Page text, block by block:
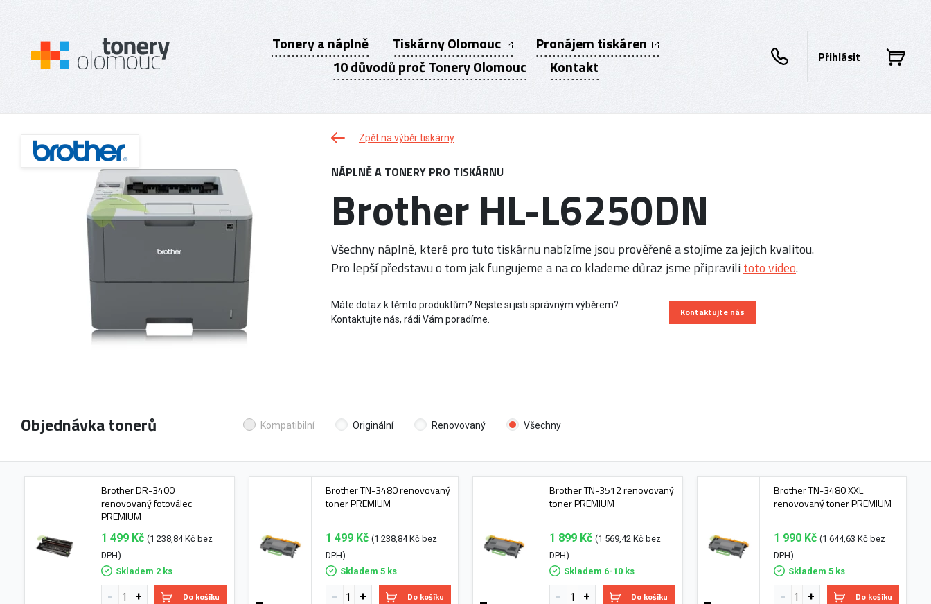
Tonery a náplně Tiskárny Olomouc
Pronájem tiskáren
10 důvodů proč Tonery Olomouc
Kontakt Přihlásit
Zpět na výběr tiskárny
NÁPLNĚ A TONERY PRO TISKÁRNU
Brother HL-L6250DN
Všechny náplně, které pro tuto tiskárnu nabízíme jsou prověřené a stojíme za jejich kvalitou.
Pro lepší představu o tom jak fungujeme a na co klademe důraz jsme připravilitoto video.
Máte dotaz k těmto produktům? Nejste si jisti správným výběrem?
Kontaktujte nás, rádi Vám poradíme.
Kontaktujte nás
Objednávka tonerů Kompatibilní Originální Renovovaný Všechny
Brother DR-3400
renovovaný fotoválec
PREMIUM
1 499 Kč (1 238,84 Kč bez
DPH)
Skladem 2 ks
Do košíku
Brother TN-3480 renovovaný
toner PREMIUM
1 499 Kč (1 238,84 Kč bez
DPH)
Skladem 5 ks
Do košíku
Brother TN-3512 renovovaný
toner PREMIUM
1 899 Kč (1 569,42 Kč bez
DPH)
Skladem 6-10 ks
Do košíku
Brother TN-3480 XXL
renovovaný toner PREMIUM
1 990 Kč (1 644,63 Kč bez
DPH)
Skladem 5 ks
Do košíku